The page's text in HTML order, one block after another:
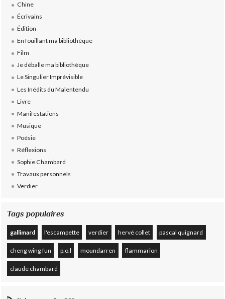
Chine
Écrivains
Édition
En fouillant ma bibliothèque
Film
Je déballe ma bibliothèque
Le Singulier Imprévisible
Les Inédits du Malentendu
Livre
Manifestations
Musique
Poésie
Réflexions
Sophie Chambard
Travaux personnels
Verdier
Tags populaires
gallimard l'escampette verdier hervé collet pascal quignard
cheng wing fun p.o.l moundarren flammarion
claude chambard